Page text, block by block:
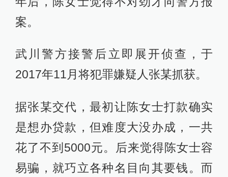
案。
武川警方接警后立即展开侦查，于
2017年11月将犯罪嫌疑人张某抓获。
据张某交代，最初让陈女士打款确实
是想办贷款，但难度大没办成，一共
花了不到5000元。后来觉得陈女士容
易骗，就巧立各种名目向其要钱。而